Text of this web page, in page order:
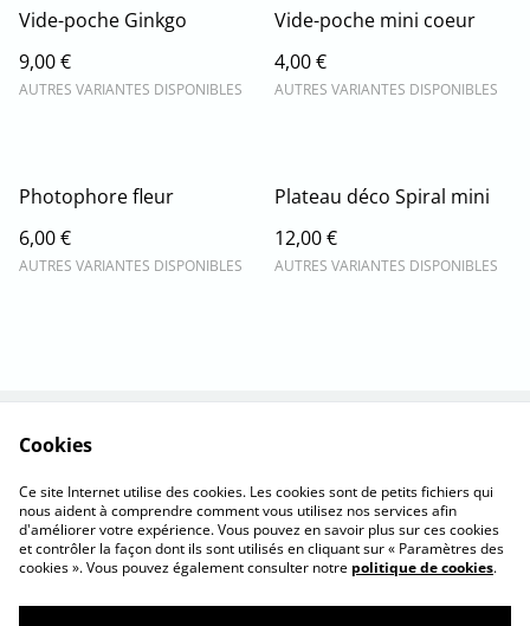
Vide-poche Ginkgo
9,00 €
AUTRES VARIANTES DISPONIBLES
Vide-poche mini coeur
4,00 €
AUTRES VARIANTES DISPONIBLES
Photophore fleur
6,00 €
AUTRES VARIANTES DISPONIBLES
Plateau déco Spiral mini
12,00 €
AUTRES VARIANTES DISPONIBLES
C.G. d'utilisation
Confidentialité
Cookies
Cookies
Ce site Internet utilise des cookies. Les cookies sont de petits fichiers qui
nous aident à comprendre comment vous utilisez nos services afin
d'améliorer votre expérience. Vous pouvez en savoir plus sur ces cookies
et contrôler la façon dont ils sont utilisés en cliquant sur « Paramètres des
cookies ». Vous pouvez également consulter notre politique de cookies.